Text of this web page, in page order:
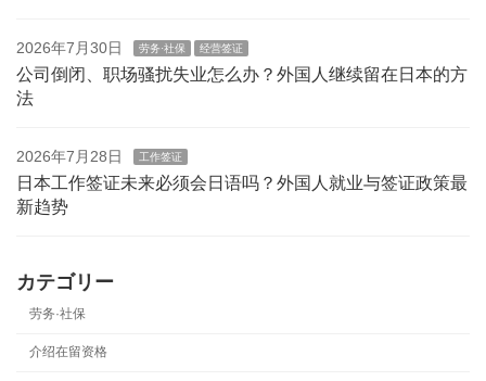
2026年7月30日 劳务·社保 经营签证
公司倒闭、职场骚扰失业怎么办？外国人继续留在日本的方
法
2026年7月28日 工作签证
日本工作签证未来必须会日语吗？外国人就业与签证政策最
新趋势
カテゴリー
劳务·社保
介绍在留资格